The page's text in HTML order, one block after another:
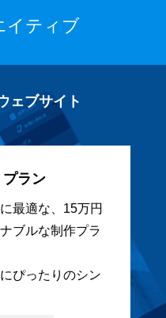
イティブ
ェブサイト
プラン
最適な、15万円
ブルな制作プラ
ぴったりのシン